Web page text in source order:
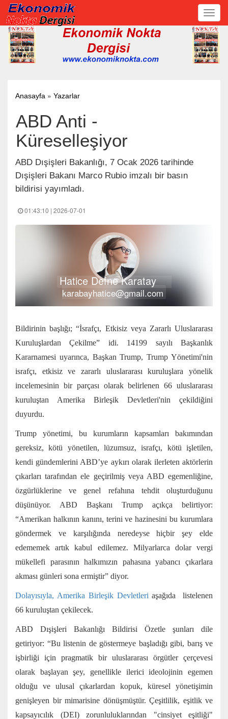
Anasayfa » Yazarlar
ABD Anti -
Küreselleşiyor
ABD Dışişleri Bakanlığı, 7 Ocak 2026 tarihinde
Dışişleri Bakanı Marco Rubio imzalı bir basın
bildirisi yayımladı.
01:43:10 | 2026-07-01
Hatice Defne Karatay
karabayhatice@gmail.com
Bildirinin başlığı; “İsrafçı, Etkisiz veya Zararlı Uluslararası
Kuruluşlardan Çekilme” idi. 14199 sayılı Başkanlık
Kararnamesi uyarınca, Başkan Trump, Trump Yönetimi'nin
israfçı, etkisiz ve zararlı uluslararası kuruluşlara yönelik
incelemesinin bir parçası olarak belirlenen 66 uluslararası
kuruluştan Amerika Birleşik Devletleri'nin çekildiğini
duyurdu.
Trump yönetimi, bu kurumların kapsamları bakımından
gereksiz, kötü yönetilen, lüzumsuz, israfçı, kötü işletilen,
kendi gündemlerini ABD’ye aykırı olarak ilerleten aktörlerin
çıkarları tarafından ele geçirilmiş veya ABD egemenliğine,
özgürlüklerine ve genel refahına tehdit oluşturduğunu
düşünüyor. ABD Başkanı Trump açıkça belirtiyor:
“Amerikan halkının kanını, terini ve hazinesini bu kurumlara
göndermek ve karşılığında neredeyse hiçbir şey elde
edememek artık kabul edilemez. Milyarlarca dolar vergi
mükellefi parasının halkımızın pahasına yabancı çıkarlara
akması günleri sona ermiştir” diyor.
Dolayısıyla, Amerika Birleşik Devletleriaşağıda listelenen
66 kuruluştan çekilecek.
ABD Dışişleri Bakanlığı Bildirisi Özetle şunları dile
getiriyor: “Bu listenin de göstermeye başladığı gibi, barış ve
işbirliği için pragmatik bir uluslararası örgütler çerçevesi
olarak başlayan şey, genellikle ilerici ideolojinin egemen
olduğu ve ulusal çıkarlardan kopuk, küresel yönetişimin
genişleyen bir mimarisine dönüşmüştür. Çeşitlilik, eşitlik ve
kapsayıcılık (DEI) zorunluluklarından "cinsiyet eşitliği"